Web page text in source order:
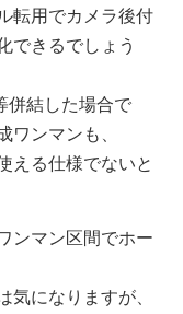
転用でカメラ後付
できるでしょう
併結した場合で
ワンマンも、
える仕様でないと
ンマン区間でホー
気になりますが、